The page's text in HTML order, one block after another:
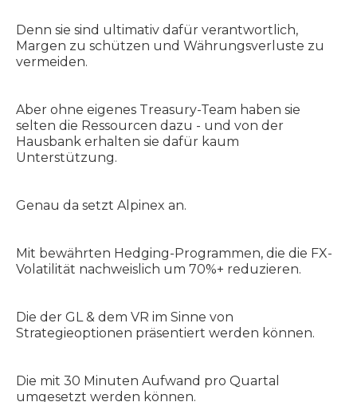
Denn sie sind ultimativ dafür verantwortlich,
Margen zu schützen und Währungsverluste zu
vermeiden.
Aber ohne eigenes Treasury-Team haben sie
selten die Ressourcen dazu - und von der
Hausbank erhalten sie dafür kaum
Unterstützung.
Genau da setzt Alpinex an.
Mit bewährten Hedging-Programmen, die die FX-
Volatilität nachweislich um 70%+ reduzieren.
Die der GL & dem VR im Sinne von
Strategieoptionen präsentiert werden können.
Die mit 30 Minuten Aufwand pro Quartal
umgesetzt werden können.